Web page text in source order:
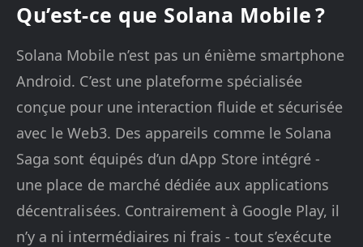
Qu’est-ce que Solana Mobile ?
Solana Mobile n’est pas un énième smartphone
Android. C’est une plateforme spécialisée
conçue pour une interaction fluide et sécurisée
avec le Web3. Des appareils comme le Solana
Saga sont équipés d’un dApp Store intégré -
une place de marché dédiée aux applications
décentralisées. Contrairement à Google Play, il
n’y a ni intermédiaires ni frais - tout s’exécute